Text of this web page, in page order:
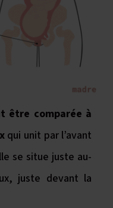
être comparée à
qui unit par l’avant
se situe juste au-
juste devant la